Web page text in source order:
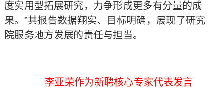
度实用型拓展研究，力争形成更多有分量的成
果。”其报告数据翔实、目标明确，展现了研究
院服务地方发展的责任与担当。
李亚荣作为新聘核心专家代表发言